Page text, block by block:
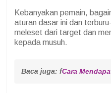
Kebanyakan pemain,
aturan dasar ini dan
meleset dari target dan
kepada musuh.
Baca juga: fCara